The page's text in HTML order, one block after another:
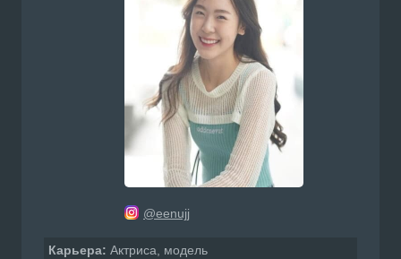
@eenujj
Карьера: Актриса, модель